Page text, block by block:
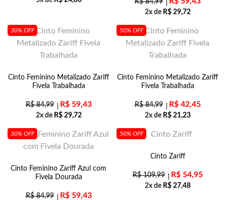
R$84,99
2x de R$29,72
30% OFF
Cinto Feminino Metalizado Zariff
Fivela Trabalhada
R$84,99 R$59,43
2x de R$29,72
50% OFF
Cinto Feminino Metalizado Zariff
Fivela Trabalhada
R$84,99 R$42,45
2x de R$21,23
30% OFF
Cinto Feminino Zariff Azul com
Fivela Dourada
R$84,99 R$59,43
50% OFF
Cinto Zariff
R$109,99 R$54,95
2x de R$27,48